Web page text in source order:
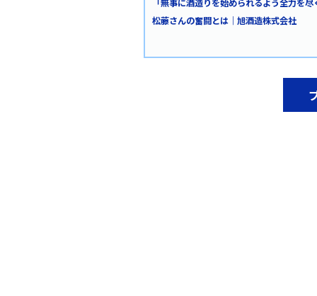
「無事に酒造りを始められるよう全力を尽
松藤さんの奮闘とは｜旭酒造株式会社